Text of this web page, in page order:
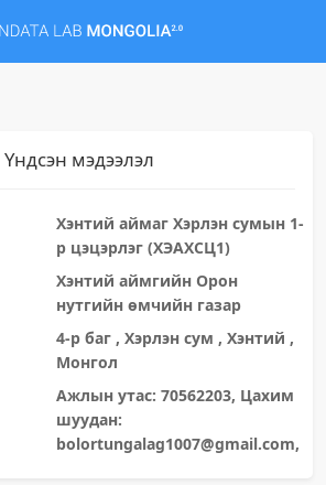
Үндсэн мэдээлэл
Хэнтий аймаг Хэрлэн сумын 1-
р цэцэрлэг (ХЭАХСЦ1)
Хэнтий аймгийн Орон
нутгийн өмчийн газар
4-р баг , Хэрлэн сум , Хэнтий ,
Монгол
Ажлын утас: 70562203, Цахим
шуудан:
bolortungalag1007@gmail.com,